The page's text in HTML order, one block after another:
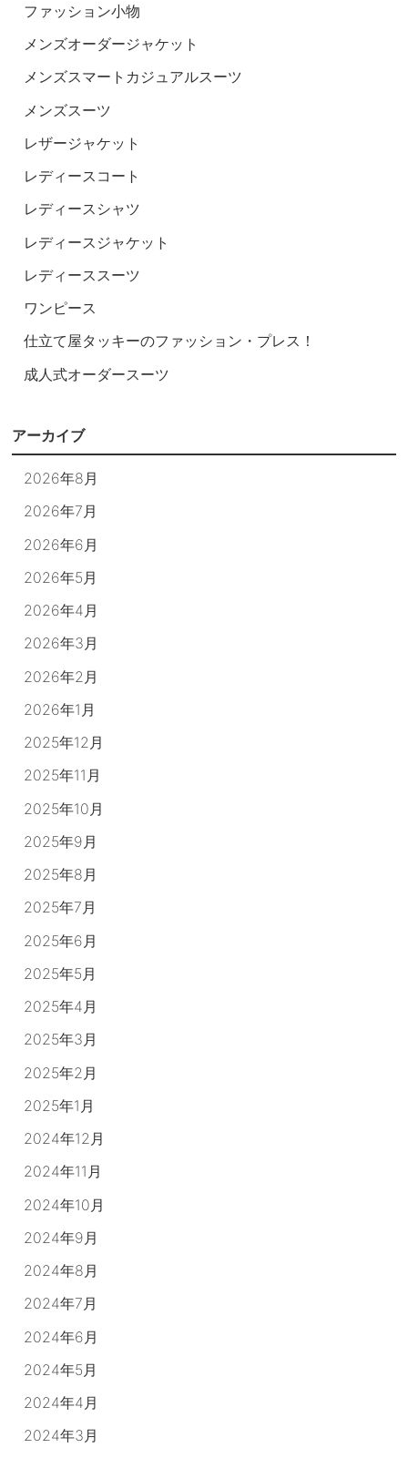
ファッション小物
メンズオーダージャケット
メンズスマートカジュアルスーツ
メンズスーツ
レザージャケット
レディースコート
レディースシャツ
レディースジャケット
レディーススーツ
ワンピース
仕立て屋タッキーのファッション・プレス！
成人式オーダースーツ
アーカイブ
2026年8月
2026年7月
2026年6月
2026年5月
2026年4月
2026年3月
2026年2月
2026年1月
2025年12月
2025年11月
2025年10月
2025年9月
2025年8月
2025年7月
2025年6月
2025年5月
2025年4月
2025年3月
2025年2月
2025年1月
2024年12月
2024年11月
2024年10月
2024年9月
2024年8月
2024年7月
2024年6月
2024年5月
2024年4月
2024年3月